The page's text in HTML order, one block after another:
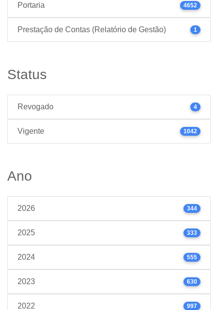
Portaria 4652
Prestação de Contas (Relatório de Gestão) 1
Status
Revogado 4
Vigente 1042
Ano
2026 344
2025 333
2024 555
2023 630
2022 997